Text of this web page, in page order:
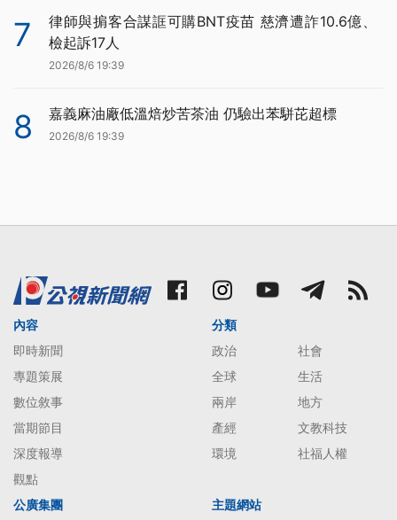
7
律師與掮客合謀誆可購BNT疫苗 慈濟遭詐10.6億、
檢起訴17人
2026/8/6 19:39
8 嘉義麻油廠低溫焙炒苦茶油 仍驗出苯駢芘超標
2026/8/6 19:39
內容
即時新聞
專題策展
數位敘事
當期節目
深度報導
觀點
分類
政治
社會
全球
生活
兩岸
地方
產經
文教科技
環境
社福人權
公廣集團 主題網站